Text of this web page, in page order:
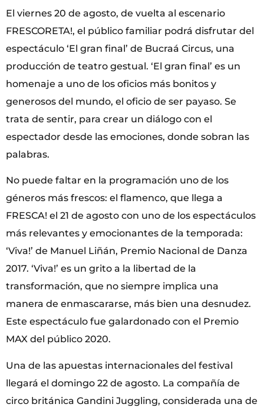
El viernes 20 de agosto, de vuelta al escenario
FRESCORETA!, el público familiar podrá disfrutar del
espectáculo ‘El gran final’ de Bucraá Circus, una
producción de teatro gestual. ‘El gran final’ es un
homenaje a uno de los oficios más bonitos y
generosos del mundo, el oficio de ser payaso. Se
trata de sentir, para crear un diálogo con el
espectador desde las emociones, donde sobran las
palabras.
No puede faltar en la programación uno de los
géneros más frescos: el flamenco, que llega a
FRESCA! el 21 de agosto con uno de los espectáculos
más relevantes y emocionantes de la temporada:
‘Viva!’ de Manuel Liñán, Premio Nacional de Danza
2017. ‘Viva!’ es un grito a la libertad de la
transformación, que no siempre implica una
manera de enmascararse, más bien una desnudez.
Este espectáculo fue galardonado con el Premio
MAX del público 2020.
Una de las apuestas internacionales del festival
llegará el domingo 22 de agosto. La compañía de
circo británica Gandini Juggling, considerada una de